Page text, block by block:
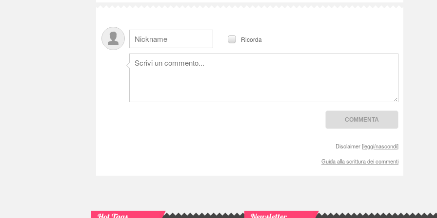
Ricorda
Disclaimer [leggi/nascondi]
Guida alla scrittura dei commenti